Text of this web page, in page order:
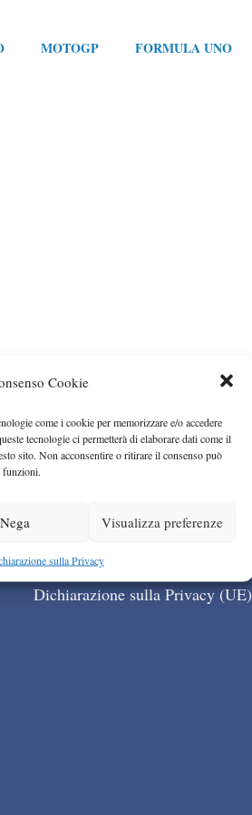
Cookie
come i cookie per memorizzare e/o accedere
tecnologie ci permetterà di elaborare dati come il
sito. Non acconsentire o ritirare il consenso può
Nega Visualizza preferenze
sulla Privacy
MOTOGP FORMULA UNO
Cookie Policy (UE)
Dichiarazione sulla Privacy (UE)